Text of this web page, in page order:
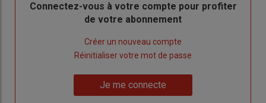
Body
Connectez-vous à votre compte pour profiter
de votre abonnement
Créer un nouveau compte
Réinitialiser votre mot de passe
Je me connecte